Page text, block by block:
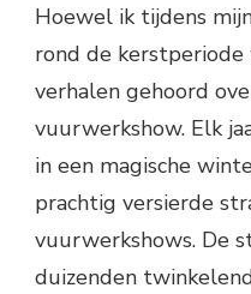
Hoewel ik tijdens
rond de kerstperiode
verhalen gehoord
vuurwerkshow. Elk
in een magische
prachtig versierde
vuurwerkshows. De
duizenden